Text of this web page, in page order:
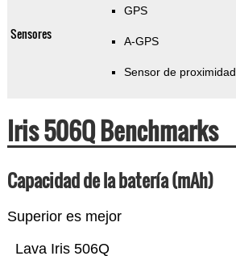
Sensores
GPS
A-GPS
Sensor de proximidad
Iris 506Q Benchmarks
Capacidad de la batería (mAh)
Superior es mejor
Lava Iris 506Q